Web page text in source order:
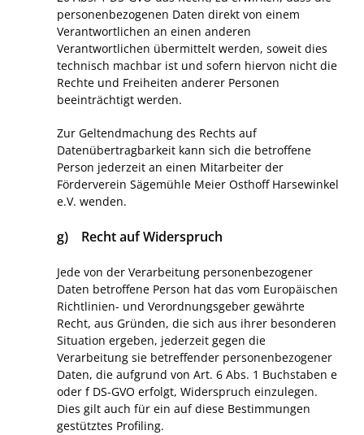
personenbezogenen Daten direkt von einem
Verantwortlichen an einen anderen
Verantwortlichen übermittelt werden, soweit dies
technisch machbar ist und sofern hiervon nicht die
Rechte und Freiheiten anderer Personen
beeinträchtigt werden.
Zur Geltendmachung des Rechts auf
Datenübertragbarkeit kann sich die betroffene
Person jederzeit an einen Mitarbeiter der
Förderverein Sägemühle Meier Osthoff Harsewinkel
e.V. wenden.
g) Recht auf Widerspruch
Jede von der Verarbeitung personenbezogener
Daten betroffene Person hat das vom Europäischen
Richtlinien- und Verordnungsgeber gewährte
Recht, aus Gründen, die sich aus ihrer besonderen
Situation ergeben, jederzeit gegen die
Verarbeitung sie betreffender personenbezogener
Daten, die aufgrund von Art. 6 Abs. 1 Buchstaben e
oder f DS-GVO erfolgt, Widerspruch einzulegen.
Dies gilt auch für ein auf diese Bestimmungen
gestütztes Profiling.